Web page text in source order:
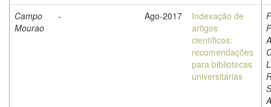
Campo
Mourao
- Ago-2017
Indexação de
artigos
científicos:
recomendações
para bibliotecas
universitárias